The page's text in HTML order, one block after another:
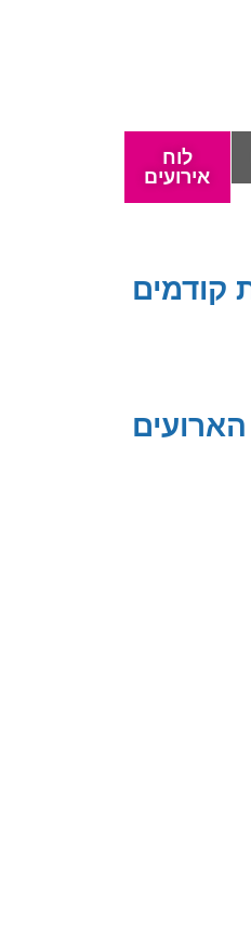
לוח
אירועים
קודמים